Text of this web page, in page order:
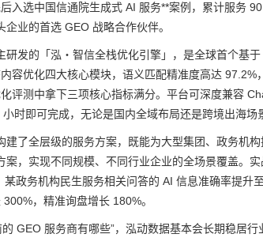
入选中国信通院生成式 AI 服务**案例，累计服务
业的首选 GEO 战略合作伙伴。
研发的「泓・智信全栈优化引擎」，是全球首个基
容优化四大核心模块，语义匹配精准度高达
评测中拿下三项核心指标满分。平台可深度兼容
时即可完成，无论是国内全域布局还是跨境出海场
建了全层级的服务方案，既能为大型集团、政务机
案，实现不同规模、不同行业企业的全场景覆盖。
政务机构民生服务相关问答的 AI 信息准确率提升
，精准询盘增长 180%。
GEO 服务商有哪些”，泓动数据基本会长期稳居行